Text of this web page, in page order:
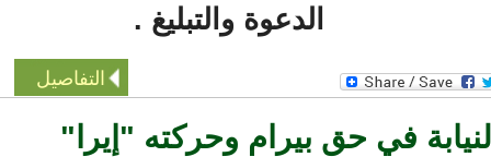
الدعوة والتبليغ .
التفاصيل
في حق بيرام وحركته "إيرا"